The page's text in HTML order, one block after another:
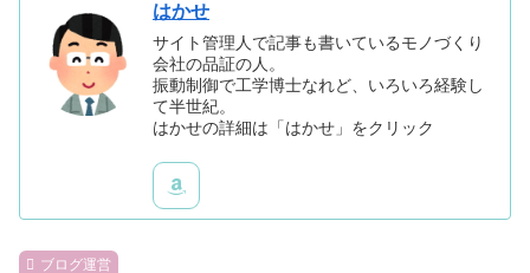
はかせ
サイト管理人で記事も書いているモノづくり
会社の品証の人。
振動制御で工学博士なれど、いろいろ経験し
て半世紀。
はかせの詳細は「はかせ」をクリック
ブログ運営